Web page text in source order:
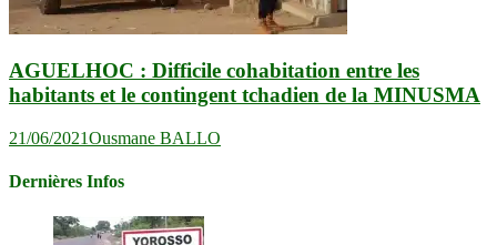
AGUELHOC : Difficile cohabitation entre les
habitants et le contingent tchadien de la MINUSMA
21/06/2021Ousmane BALLO
Dernières Infos